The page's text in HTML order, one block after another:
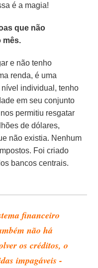
é a magia!
que não
mês.
e não tenho
renda, é uma
individual, tenho
em seu conjunto
permitiu resgatar
de dólares,
não existia. Nenhum
Foi criado
bancos centrais.
financeiro
não há
os créditos, o
impagáveis -